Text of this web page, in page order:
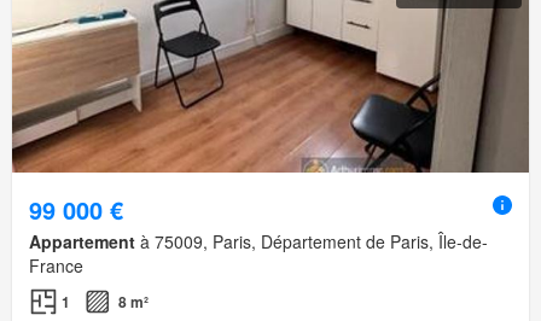
99 000 €
Appartement à 75009, Paris, Département de Paris, Île-de-
France
1
8 m²